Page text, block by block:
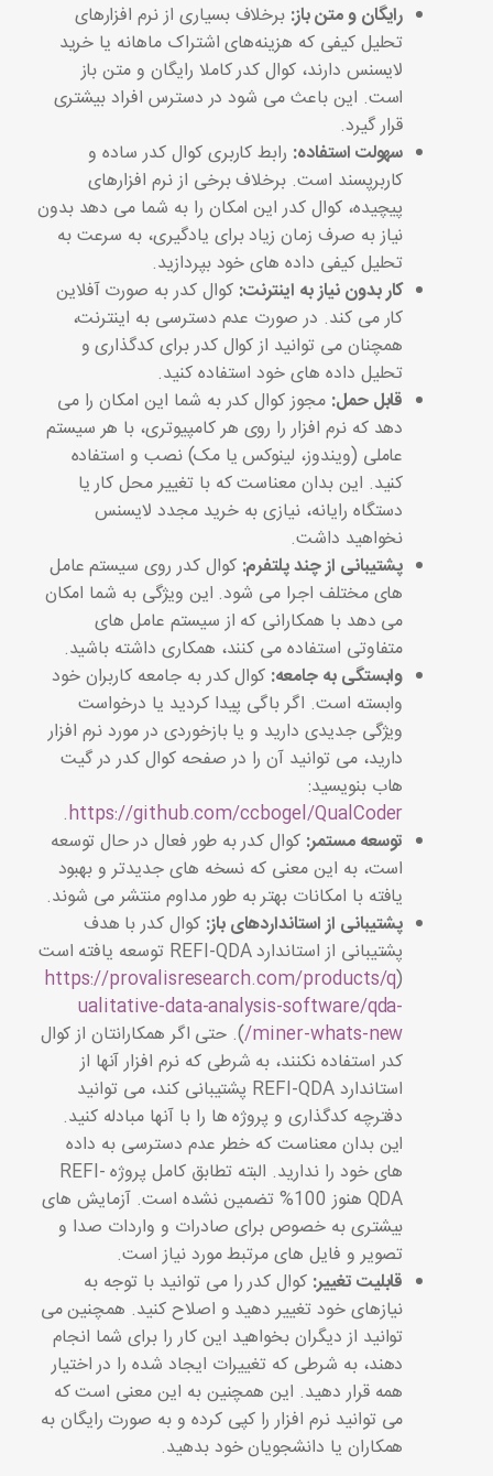
رایگان و متن باز: برخلاف بسیاری از نرم افزارهای
تحلیل کیفی که هزینه‌های اشتراک ماهانه یا خرید
لایسنس دارند، کوال کدر کاملا رایگان و متن باز
است. این باعث می شود در دسترس افراد بیشتری
قرار گیرد.
سهولت استفاده: رابط کاربری کوال کدر ساده و
کاربرپسند است. برخلاف برخی از نرم افزارهای
پیچیده، کوال کدر این امکان را به شما می دهد بدون
نیاز به صرف زمان زیاد برای یادگیری، به سرعت به
تحلیل کیفی داده های خود بپردازید.
کار بدون نیاز به اینترنت: کوال کدر به صورت آفلاین
کار می کند. در صورت عدم دسترسی به اینترنت،
همچنان می توانید از کوال کدر برای کدگذاری و
تحلیل داده های خود استفاده کنید.
قابل حمل: مجوز کوال کدر به شما این امکان را می
دهد که نرم افزار را روی هر کامپیوتری، با هر سیستم
عاملی (ویندوز، لینوکس یا مک) نصب و استفاده
کنید. این بدان معناست که با تغییر محل کار یا
دستگاه رایانه، نیازی به خرید مجدد لایسنس
نخواهید داشت.
پشتیبانی از چند پلتفرم: کوال کدر روی سیستم عامل
های مختلف اجرا می شود. این ویژگی به شما امکان
می دهد با همکارانی که از سیستم عامل های
متفاوتی استفاده می کنند، همکاری داشته باشید.
وابستگی به جامعه: کوال کدر به جامعه کاربران خود
وابسته است. اگر باگی پیدا کردید یا درخواست
ویژگی جدیدی دارید و یا بازخوردی در مورد نرم افزار
دارید، می توانید آن را در صفحه کوال کدر در گیت
هاب بنویسید:
https://github.com/ccbogel/QualCoder
.
توسعه مستمر: کوال کدر به طور فعال در حال توسعه
است، به این معنی که نسخه های جدیدتر و بهبود
یافته با امکانات بهتر به طور مداوم منتشر می شوند.
پشتیبانی از استانداردهای باز: کوال کدر با هدف
پشتیبانی از استاندارد REFI-QDA توسعه یافته است
(
https://provalisresearch.com/products/q
ualitative-data-analysis-software/qda-
miner-whats-new/ ). حتی اگر همکارانتان از کوال
کدر استفاده نکنند، به شرطی که نرم افزار آنها از
استاندارد REFI-QDA پشتیبانی کند، می توانید
دفترچه کدگذاری و پروژه ها را با آنها مبادله کنید.
این بدان معناست که خطر عدم دسترسی به داده
های خود را ندارید. البته تطابق کامل پروژه REFI-
QDA هنوز 100% تضمین نشده است. آزمایش های
بیشتری به خصوص برای صادرات و واردات صدا و
تصویر و فایل های مرتبط مورد نیاز است.
قابلیت تغییر: کوال کدر را می توانید با توجه به
نیازهای خود تغییر دهید و اصلاح کنید. همچنین می
توانید از دیگران بخواهید این کار را برای شما انجام
دهند، به شرطی که تغییرات ایجاد شده را در اختیار
همه قرار دهید. این همچنین به این معنی است که
می توانید نرم افزار را کپی کرده و به صورت رایگان به
همکاران یا دانشجویان خود بدهید.